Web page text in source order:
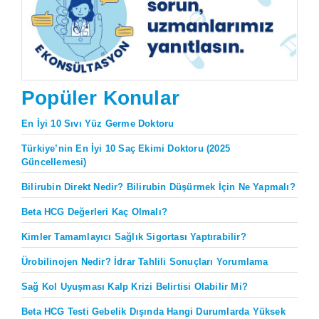
Popüler Konular
En İyi 10 Sıvı Yüz Germe Doktoru
Türkiye’nin En İyi 10 Saç Ekimi Doktoru (2025
Güncellemesi)
Bilirubin Direkt Nedir? Bilirubin Düşürmek İçin Ne Yapmalı?
Beta HCG Değerleri Kaç Olmalı?
Kimler Tamamlayıcı Sağlık Sigortası Yaptırabilir?
Ürobilinojen Nedir? İdrar Tahlili Sonuçları Yorumlama
Sağ Kol Uyuşması Kalp Krizi Belirtisi Olabilir Mi?
Beta HCG Testi Gebelik Dışında Hangi Durumlarda Yüksek